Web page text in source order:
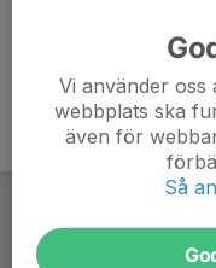
Vi använder
webbplats ska
även för
Så